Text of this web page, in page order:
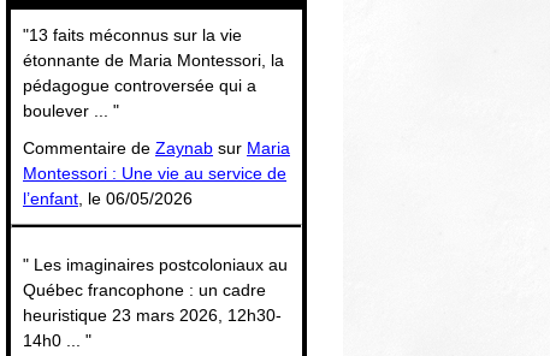
Thématiques
"13 faits méconnus sur la vie
étonnante de Maria Montessori, la
pédagogue controversée qui a
boulever ... "
Commentaire de Zaynab sur Maria
Montessori : Une vie au service de
l’enfant , le 06/05/2026
" Les imaginaires postcoloniaux au
Québec francophone : un cadre
heuristique 23 mars 2026, 12h30-
14h0 ... "